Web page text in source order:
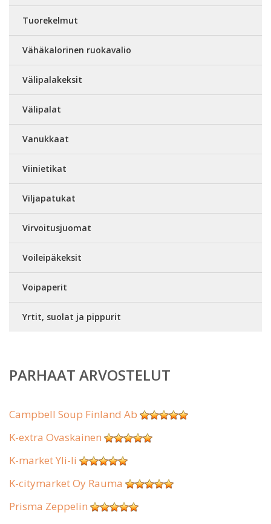
Tuorekelmut
Vähäkalorinen ruokavalio
Välipalakeksit
Välipalat
Vanukkaat
Viinietikat
Viljapatukat
Virvoitusjuomat
Voileipäkeksit
Voipaperit
Yrtit, suolat ja pippurit
PARHAAT ARVOSTELUT
Campbell Soup Finland Ab
K-extra Ovaskainen
K-market Yli-Ii
K-citymarket Oy Rauma
Prisma Zeppelin